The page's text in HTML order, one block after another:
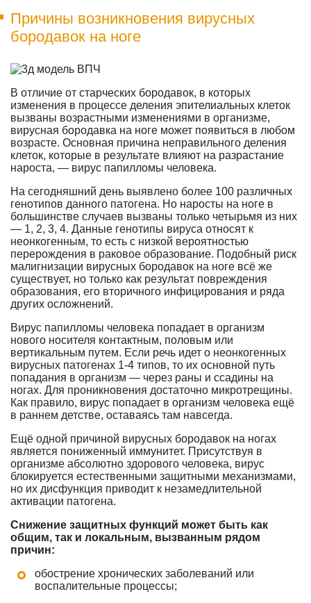
Причины возникновения вирусных
бородавок на ноге
В отличие от старческих бородавок, в которых
изменения в процессе деления эпителиальных клеток
вызваны возрастными изменениями в организме,
вирусная бородавка на ноге может появиться в любом
возрасте. Основная причина неправильного деления
клеток, которые в результате влияют на разрастание
нароста, — вирус папилломы человека.
На сегодняшний день выявлено более 100 различных
генотипов данного патогена. Но наросты на ноге в
большинстве случаев вызваны только четырьмя из них
— 1, 2, 3, 4. Данные генотипы вируса относят к
неонкогенным, то есть с низкой вероятностью
перерождения в раковое образование. Подобный риск
малигнизации вирусных бородавок на ноге всё же
существует, но только как результат повреждения
образования, его вторичного инфицирования и ряда
других осложнений.
Вирус папилломы человека попадает в организм
нового носителя контактным, половым или
вертикальным путем. Если речь идет о неонкогенных
вирусных патогенах 1-4 типов, то их основной путь
попадания в организм — через раны и ссадины на
ногах. Для проникновения достаточно микротрещины.
Как правило, вирус попадает в организм человека ещё
в раннем детстве, оставаясь там навсегда.
Ещё одной причиной вирусных бородавок на ногах
является пониженный иммунитет. Присутствуя в
организме абсолютно здорового человека, вирус
блокируется естественными защитными механизмами,
но их дисфункция приводит к незамедлительной
активации патогена.
Снижение защитных функций может быть как
общим, так и локальным, вызванным рядом
причин:
обострение хронических заболеваний или
воспалительные процессы;